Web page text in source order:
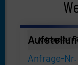
Anfrage zur
Anfrage-